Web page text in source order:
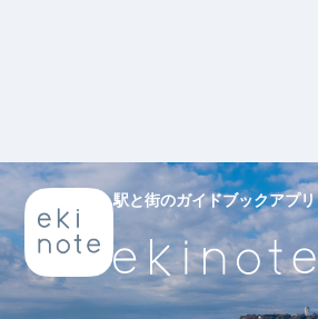
駅と街のガイドブックアプリ